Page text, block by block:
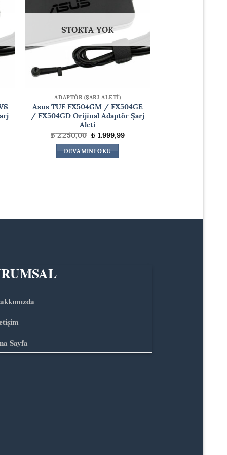
STOKTA YOK
ADAPTÖR (ŞARJ ALETİ)
Asus TUF FX504GM / FX504GE
/ FX504GD Orijinal Adaptör Şarj
Aleti
₺2.250,00Orijinal
fiyat:
₺ 2.250,00.
₺1.999,99Şuandaki
DEVAMINI OKU
Sayfa